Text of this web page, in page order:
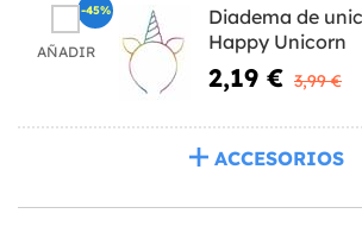
AÑADIR
Diadema de
Happy Unicorn
2,19 € 3,99 €
-45%
ACCESORIOS